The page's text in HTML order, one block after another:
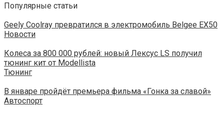
Популярные статьи
Geely Coolray превратился в электромобиль Belgee EX50
Новости
Колеса за 800 000 рублей: новый Лексус LS получил
тюнинг кит от Modellista
Тюнинг
В январе пройдёт премьера фильма «Гонка за славой»
Автоспорт